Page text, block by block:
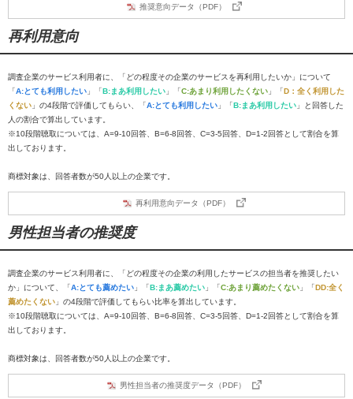
推奨意向データ（PDF）
再利用意向
調査企業のサービス利用者に、「どの程度その企業のサービスを再利用したいか」について
「A:とても利用したい 」「B:まあ利用したい 」「C:あまり利用したくない 」「D：全く利用した
くない 」の4段階で評価してもらい、「A:とても利用したい 」「B:まあ利用したい 」と回答した
人の割合で算出しています。
※10段階聴取については、A=9-10回答、B=6-8回答、C=3-5回答、D=1-2回答として割合を算
出しております。
商標対象は、回答者数が50人以上の企業です。
再利用意向データ（PDF）
男性担当者の推奨度
調査企業のサービス利用者に、「どの程度その企業の利用したサービスの担当者を推奨したい
か」について、「A:とても薦めたい 」「B:まあ薦めたい 」「C:あまり薦めたくない 」「DD:全く
薦めたくない 」の4段階で評価してもらい比率を算出しています。
※10段階聴取については、A=9-10回答、B=6-8回答、C=3-5回答、D=1-2回答として割合を算
出しております。
商標対象は、回答者数が50人以上の企業です。
男性担当者の推奨度データ（PDF）